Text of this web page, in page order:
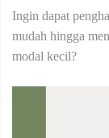
Ingin dapat
mudah hingga
modal kecil?